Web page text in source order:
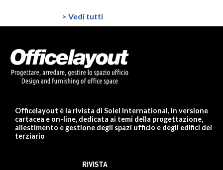
> Vedi tutti
Officelayout è la rivista di Soiel International, in versione
cartacea e on-line, dedicata ai temi della progettazione,
allestimento e gestione degli spazi ufficio e degli edifici del
terziario
RIVISTA